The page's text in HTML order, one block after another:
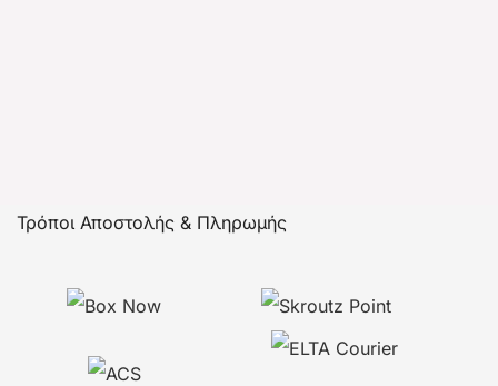
Τρόποι Αποστολής & Πληρωμής